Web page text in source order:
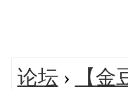
论坛 ›
【